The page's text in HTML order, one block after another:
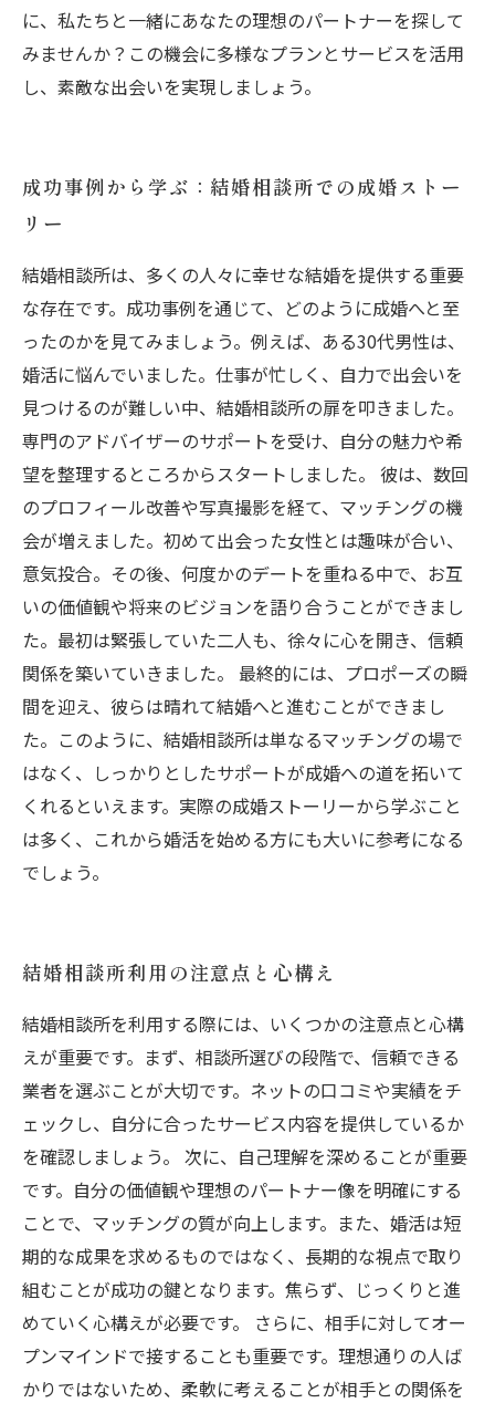
に、私たちと一緒にあなたの理想のパートナーを探して
みませんか？この機会に多様なプランとサービスを活用
し、素敵な出会いを実現しましょう。
成功事例から学ぶ：結婚相談所での成婚ストー
リー
結婚相談所は、多くの人々に幸せな結婚を提供する重要
な存在です。成功事例を通じて、どのように成婚へと至
ったのかを見てみましょう。例えば、ある30代男性は、
婚活に悩んでいました。仕事が忙しく、自力で出会いを
見つけるのが難しい中、結婚相談所の扉を叩きました。
専門のアドバイザーのサポートを受け、自分の魅力や希
望を整理するところからスタートしました。 彼は、数回
のプロフィール改善や写真撮影を経て、マッチングの機
会が増えました。初めて出会った女性とは趣味が合い、
意気投合。その後、何度かのデートを重ねる中で、お互
いの価値観や将来のビジョンを語り合うことができまし
た。最初は緊張していた二人も、徐々に心を開き、信頼
関係を築いていきました。 最終的には、プロポーズの瞬
間を迎え、彼らは晴れて結婚へと進むことができまし
た。このように、結婚相談所は単なるマッチングの場で
はなく、しっかりとしたサポートが成婚への道を拓いて
くれるといえます。実際の成婚ストーリーから学ぶこと
は多く、これから婚活を始める方にも大いに参考になる
でしょう。
結婚相談所利用の注意点と心構え
結婚相談所を利用する際には、いくつかの注意点と心構
えが重要です。まず、相談所選びの段階で、信頼できる
業者を選ぶことが大切です。ネットの口コミや実績をチ
ェックし、自分に合ったサービス内容を提供しているか
を確認しましょう。 次に、自己理解を深めることが重要
です。自分の価値観や理想のパートナー像を明確にする
ことで、マッチングの質が向上します。また、婚活は短
期的な成果を求めるものではなく、長期的な視点で取り
組むことが成功の鍵となります。焦らず、じっくりと進
めていく心構えが必要です。 さらに、相手に対してオー
プンマインドで接することも重要です。理想通りの人ば
かりではないため、柔軟に考えることが相手との関係を